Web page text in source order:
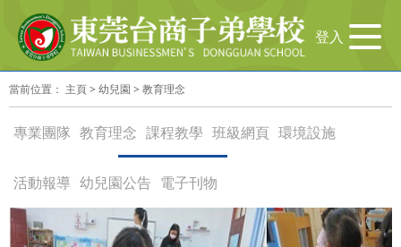
导
航
切
登入
當前位置： 主頁> 幼兒園 > 教育理念
專業團隊 教育理念 課程教學 班級網頁 環境設施
活動報導 幼兒園公告 電子刊物